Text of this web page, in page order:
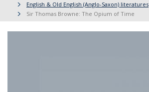
English & Old English (Anglo-Saxon) literatures
Sir Thomas Browne: The Opium of Time